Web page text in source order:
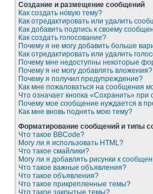
Создание и размещение сообщений
Как создать новую тему?
Как отредактировать или удалить
Как добавить подпись к своему
Как создать голосование?
Почему я не могу добавить больше
Как отредактировать или удалить
Почему мне недоступны некоторые
Почему я не могу добавлять вложения?
Почему я получил предупреждение?
Как мне пожаловаться на сообщения
Что означает кнопка «Сохранить»
Почему мое сообщение нуждается в
Как мне вновь поднять мою тему?
Форматирование сообщений и типы
Что такое BBCode?
Могу ли я использовать HTML?
Что такое смайлики?
Могу ли я добавлять рисунки к
Что такое важные объявления?
Что такое объявления?
Что такое прикрепленные темы?
Что такое закрытые темы?